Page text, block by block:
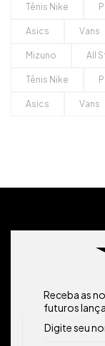
Tênis Nike
Asics Vans
Mizuno All
Tênis Nike
Asics Vans
Receba as
futuros